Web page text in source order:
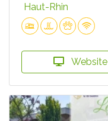
Haut-Rhin
Website